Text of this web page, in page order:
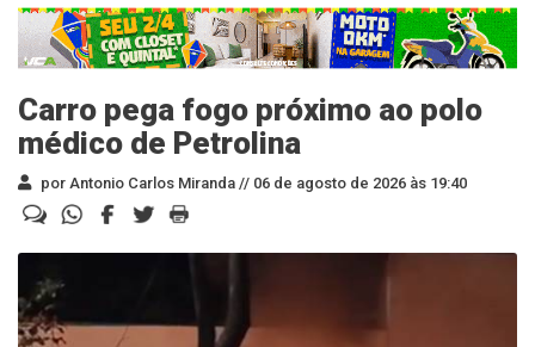
Carro pega fogo próximo ao polo
médico de Petrolina
por Antonio Carlos Miranda // 06 de agosto de 2026 às 19:40